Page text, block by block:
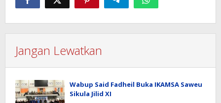
Jangan Lewatkan
Wabup Said Fadheil Buka IKAMSA Saweu
Sikula Jilid XI